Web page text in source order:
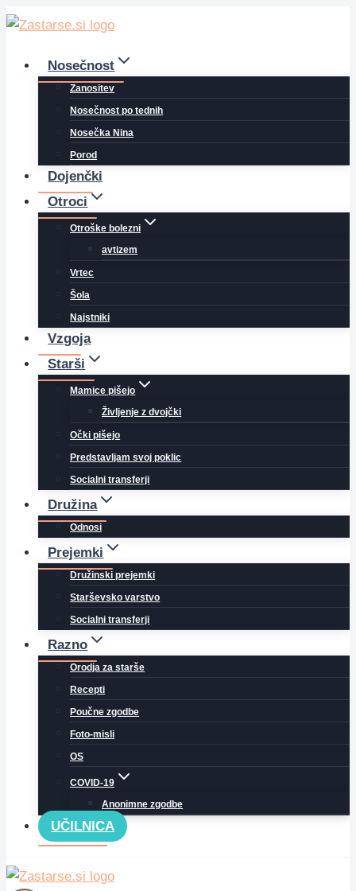
Skip
contentNosečnost
Zanositev
Nosečnost po tednih
Nosečka Nina
Porod
Dojenčki
Otroci
Otroške bolezni
avtizem
Vrtec
Šola
Najstniki
Vzgoja
Starši
Mamice pišejo
Življenje z dvojčki
Očki pišejo
Predstavljam svoj poklic
Socialni transferji
Družina
Odnosi
Prejemki
Družinski prejemki
Starševsko varstvo
Socialni transferji
Razno
Orodja za starše
Recepti
Poučne zgodbe
Foto-misli
OS
COVID-19
Anonimne zgodbe
UČILNICA